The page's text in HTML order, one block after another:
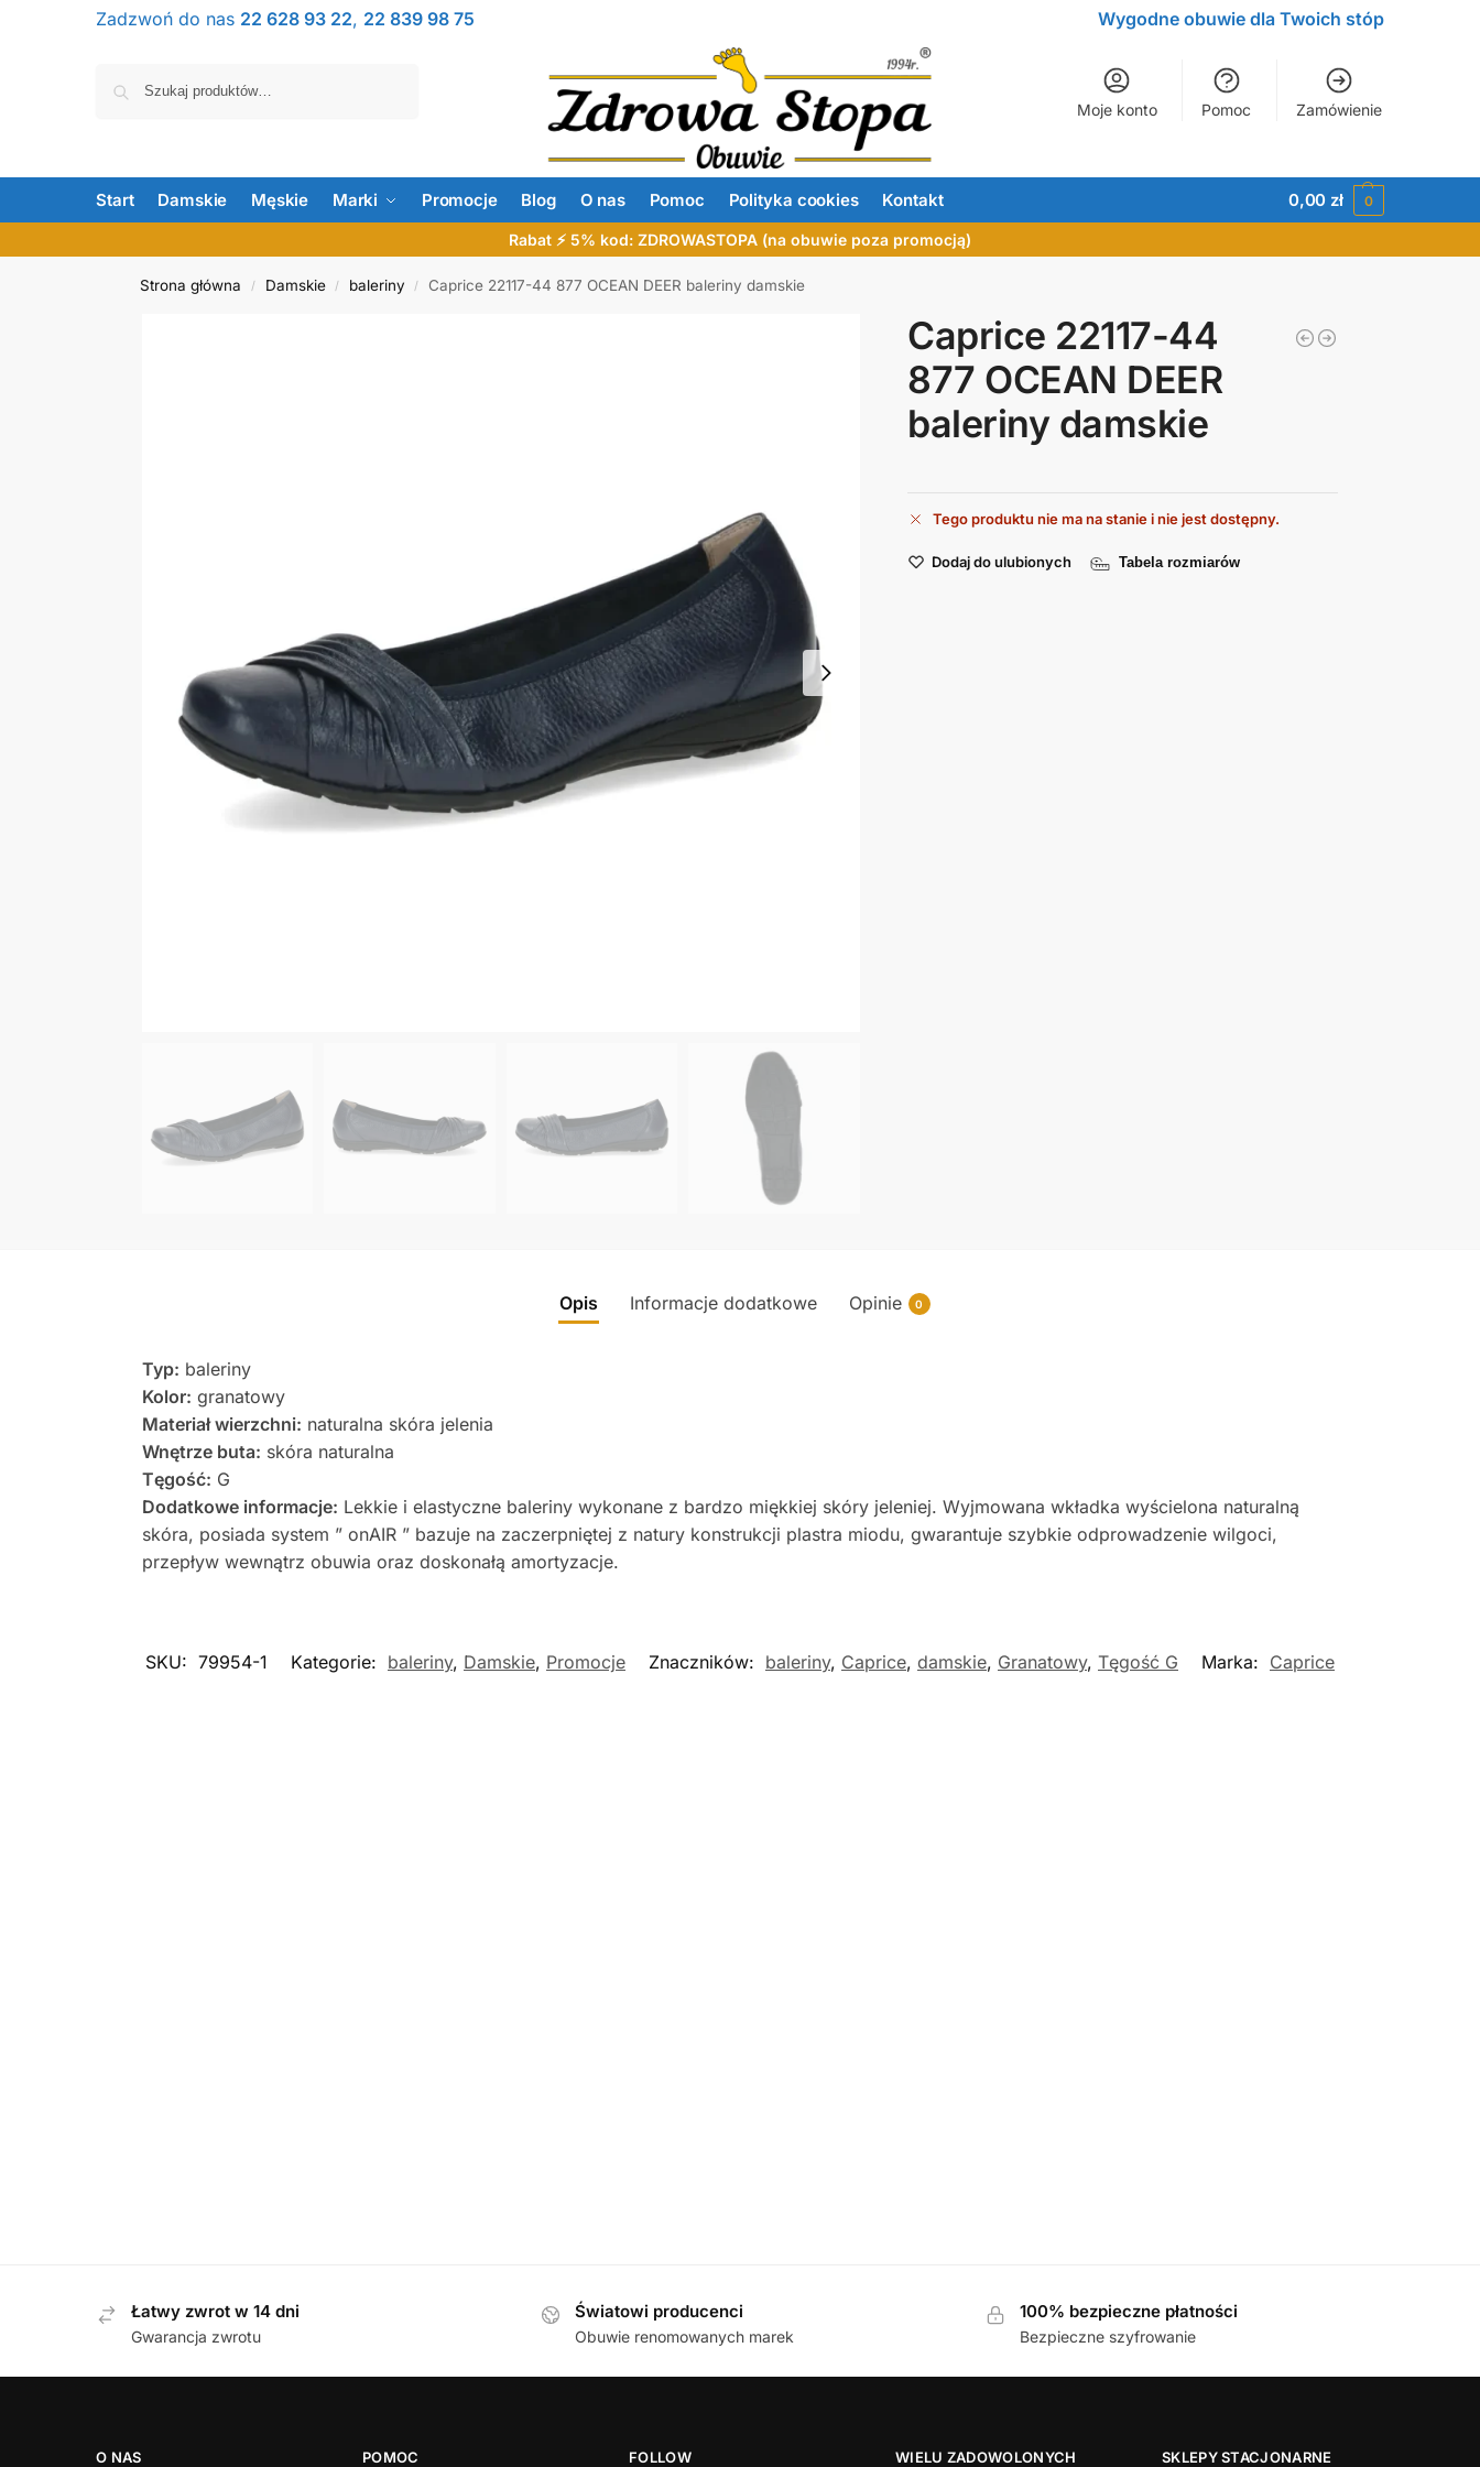
Zadzwoń do nas 22 628 93 22, 22 839 98 75 Wygodne obuwie dla Twoich stóp
Moje konto Pomoc Zamówienie
Start Damskie Męskie Marki Promocje Blog O nas Pomoc Polityka cookies Kontakt 0,00zł 0
Rabat ⚡ 5% kod: ZDROWASTOPA (na obuwie poza promocją)
Strona główna / Damskie / baleriny / Caprice 22117-44 877 OCEAN DEER baleriny damskie
Caprice 22117-44
877 OCEAN DEER
baleriny damskie
Tego produktu nie ma na stanie i nie jest dostępny.
Dodaj do ulubionych Tabela rozmiarów
Opis Informacje dodatkowe Opinie 0
Typ: baleriny
Kolor: granatowy
Materiał wierzchni: naturalna skóra jelenia
Wnętrze buta: skóra naturalna
Tęgość: G
Dodatkowe informacje: Lekkie i elastyczne baleriny wykonane z bardzo miękkiej skóry jeleniej. Wyjmowana wkładka wyścielona naturalną
skóra, posiada system ” onAIR ” bazuje na zaczerpniętej z natury konstrukcji plastra miodu, gwarantuje szybkie odprowadzenie wilgoci,
przepływ wewnątrz obuwia oraz doskonałą amortyzacje.
SKU: 79954-1 Kategorie: baleriny, Damskie, Promocje Znaczników: baleriny, Caprice, damskie, Granatowy, Tęgość G Marka: Caprice
Łatwy zwrot w 14 dni
Gwarancja zwrotu
Światowi producenci
Obuwie renomowanych marek
100% bezpieczne płatności
Bezpieczne szyfrowanie
O NAS POMOC FOLLOW WIELU ZADOWOLONYCH SKLEPY STACJONARNE